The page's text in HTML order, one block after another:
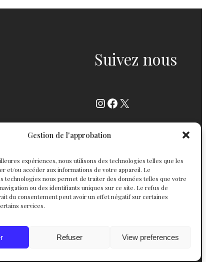
Gestion de l'approbation
expériences, nous utilisons des technologies telles que les
et/ou accéder aux informations de votre appareil. Le
technologies nous permet de traiter des données telles que votre
ou des identifiants uniques sur ce site. Le refus de
du consentement peut avoir un effet négatif sur certaines
services.
Refuser View preferences
Suivez nous
Instagram
Facebook
X